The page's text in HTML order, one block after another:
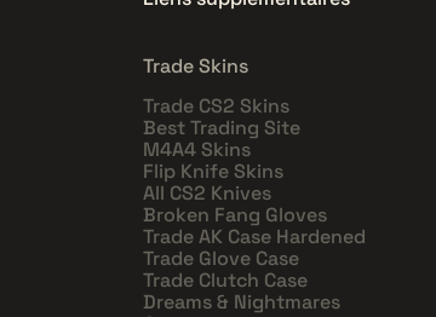
Trade Skins
Trade CS2 Skins
Best Trading Site
M4A4 Skins
Flip Knife Skins
All CS2 Knives
Broken Fang Gloves
Trade AK Case Hardened
Trade Glove Case
Trade Clutch Case
Dreams & Nightmares